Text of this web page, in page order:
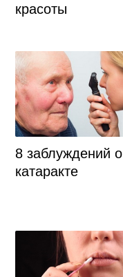
красоты
8 заблуждений о
катаракте